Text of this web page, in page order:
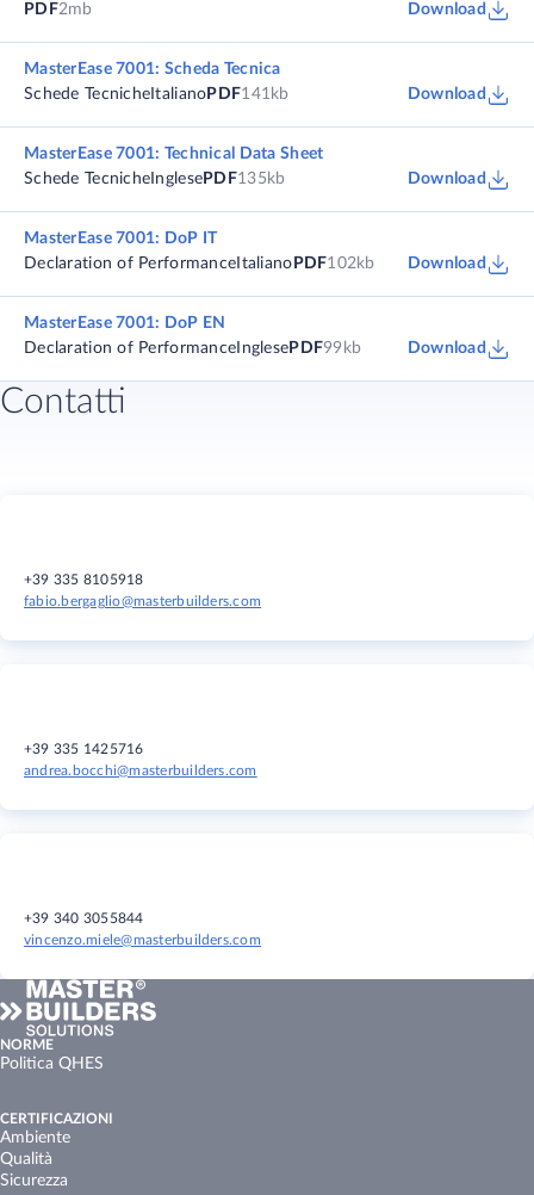
PDF2mb Download
MasterEase 7001: Scheda Tecnica
Schede Tecniche Italiano PDF141kb Download
MasterEase 7001: Technical Data Sheet
Schede Tecniche Inglese PDF135kb Download
MasterEase 7001: DoP IT
Declaration of Performance Italiano PDF102kb Download
MasterEase 7001: DoP EN
Declaration of Performance Inglese PDF99kb Download
Contatti
+39 335 8105918
fabio.bergaglio@masterbuilders.com
+39 335 1425716
andrea.bocchi@masterbuilders.com
+39 340 3055844
vincenzo.miele@masterbuilders.com
NORME
Politica QHES
CERTIFICAZIONI
Ambiente
Qualità
Sicurezza